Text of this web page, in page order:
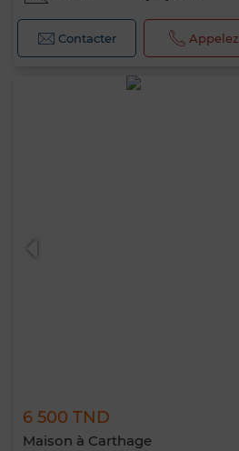
Contacter Appelez
6 500 TND
Maison à Carthage